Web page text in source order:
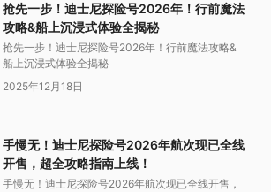
抢先一步！迪士尼探险号2026年！行前魔法
攻略&船上沉浸式体验全揭秘
抢先一步！迪士尼探险号2026年！行前魔法攻略&
船上沉浸式体验全揭秘
2025年12月18日
手慢无！迪士尼探险号2026年航次现已全线
开售，超全攻略指南上线！
手慢无！迪士尼探险号2026年航次现已全线开售，